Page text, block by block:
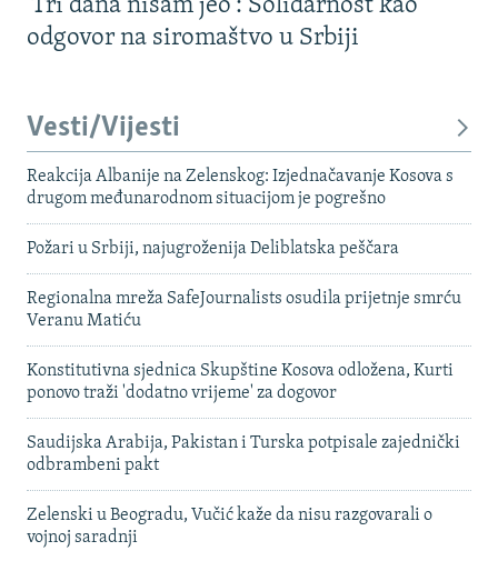
'Tri dana nisam jeo': Solidarnost kao
odgovor na siromaštvo u Srbiji
Vesti/Vijesti
Reakcija Albanije na Zelenskog: Izjednačavanje Kosova s ​​
drugom međunarodnom situacijom je pogrešno
Požari u Srbiji, najugroženija Deliblatska peščara
Regionalna mreža SafeJournalists osudila prijetnje smrću
Veranu Matiću
Konstitutivna sjednica Skupštine Kosova odložena, Kurti
ponovo traži 'dodatno vrijeme' za dogovor
Saudijska Arabija, Pakistan i Turska potpisale zajednički
odbrambeni pakt
Zelenski u Beogradu, Vučić kaže da nisu razgovarali o
vojnoj saradnji